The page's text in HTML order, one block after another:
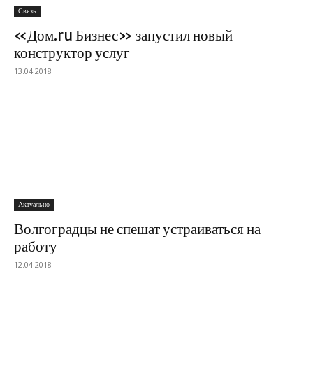
Связь
«Дом.ru Бизнес» запустил новый
конструктор услуг
13.04.2018
Актуально
Волгоградцы не спешат устраиваться на
работу
12.04.2018